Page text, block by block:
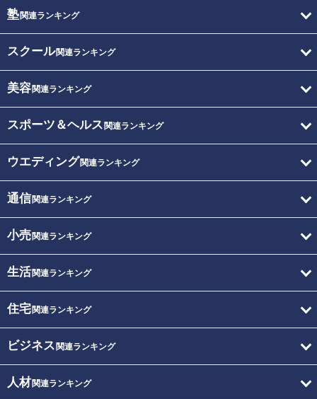
塾関連ランキング
スクール関連ランキング
美容関連ランキング
スポーツ＆ヘルス 関連ランキング
ウエディング関連ランキング
通信関連ランキング
小売関連ランキング
生活関連ランキング
住宅関連ランキング
ビジネス 関連ランキング
人材関連ランキング